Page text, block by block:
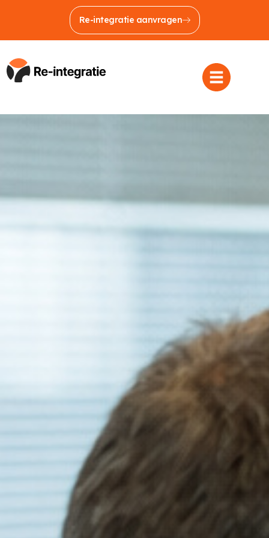
Re-integratie aanvragen